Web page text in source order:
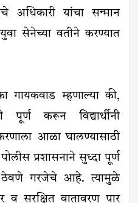
अधिकारी यांचा सन्मान
सेनेच्या वतीने करण्यात
गायकवाड म्हणाल्या की,
करून विद्यार्थीनी
आळा घालण्यासाठी
प्रशासनाने सुध्दा पूर्ण
ठेवणे गरजेचे आहे. त्यामुळे
व सुरक्षित वातावरण पार